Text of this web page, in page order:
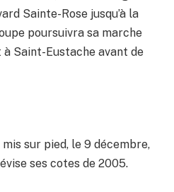
Sainte-Rose jusqu’à la
poursuivra sa marche
Saint-Eustache avant de
sur pied, le 9 décembre,
ses cotes de 2005.